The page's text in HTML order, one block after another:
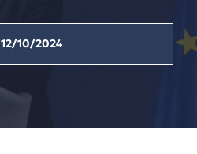
12/10/2024